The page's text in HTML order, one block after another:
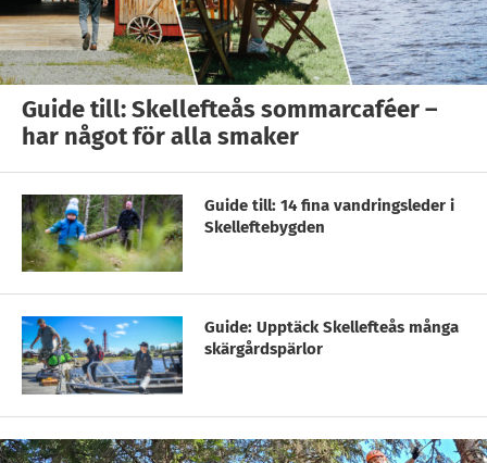
Guide till: Skellefteås sommarcaféer –
har något för alla smaker
Guide till: 14 fina vandringsleder i
Skelleftebygden
Guide: Upptäck Skellefteås många
skärgårdspärlor